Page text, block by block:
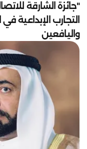
"جائزة الشارقة
التجارب الإبداعية
واليافعين